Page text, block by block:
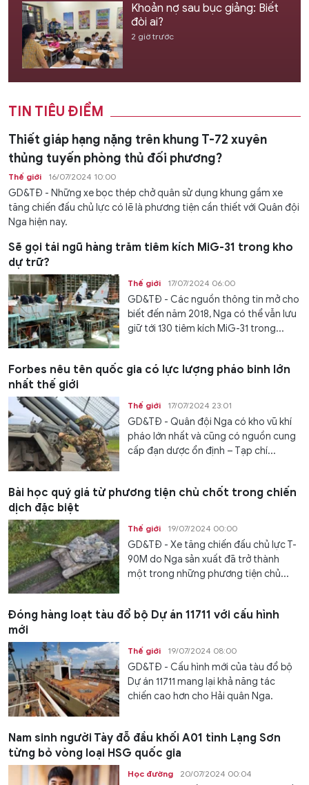
Khoản nợ sau bục giảng: Biết
đòi ai?
2 giờ trước
TIN TIÊU ĐIỂM
Thiết giáp hạng nặng trên khung T-72 xuyên
thủng tuyến phòng thủ đối phương?
Thế giới 16/07/2024 10:00
GD&TĐ - Những xe bọc thép chở quân sử dụng khung gầm xe
tăng chiến đấu chủ lực có lẽ là phương tiện cần thiết với Quân đội
Nga hiện nay.
Sẽ gọi tái ngũ hàng trăm tiêm kích MiG-31 trong kho
dự trữ?
Thế giới 17/07/2024 06:00
GD&TĐ - Các nguồn thông tin mở cho
biết đến năm 2018, Nga có thể vẫn lưu
giữ tới 130 tiêm kích MiG-31 trong...
Forbes nêu tên quốc gia có lực lượng pháo binh lớn
nhất thế giới
Thế giới 17/07/2024 23:01
GD&TĐ - Quân đội Nga có kho vũ khí
pháo lớn nhất và cũng có nguồn cung
cấp đạn dược ổn định – Tạp chí...
Bài học quý giá từ phương tiện chủ chốt trong chiến
dịch đặc biệt
Thế giới 19/07/2024 00:00
GD&TĐ - Xe tăng chiến đấu chủ lực T-
90M do Nga sản xuất đã trở thành
một trong những phương tiện chủ...
Đóng hàng loạt tàu đổ bộ Dự án 11711 với cấu hình
mới
Thế giới 19/07/2024 08:00
GD&TĐ - Cấu hình mới của tàu đổ bộ
Dự án 11711 mang lại khả năng tác
chiến cao hơn cho Hải quân Nga.
Nam sinh người Tày đỗ đầu khối A01 tỉnh Lạng Sơn
từng bỏ vòng loại HSG quốc gia
Học đường 20/07/2024 00:04